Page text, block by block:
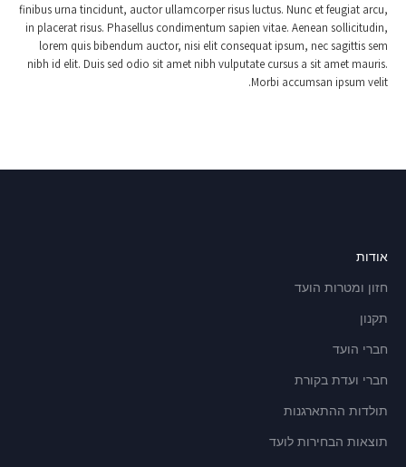
finibus urna tincidunt, auctor ullamcorper risus luctus. Nunc et feugiat arcu,
in placerat risus. Phasellus condimentum sapien vitae. Aenean sollicitudin,
lorem quis bibendum auctor, nisi elit consequat ipsum, nec sagittis sem
nibh id elit. Duis sed odio sit amet nibh vulputate cursus a sit amet mauris.
Morbi accumsan ipsum velit.
אודות
חזון ומטרות הועד
תקנון
חברי הועד
חברי ועדת בקורת
תולדות ההתארגנות
תוצאות הבחירות לועד